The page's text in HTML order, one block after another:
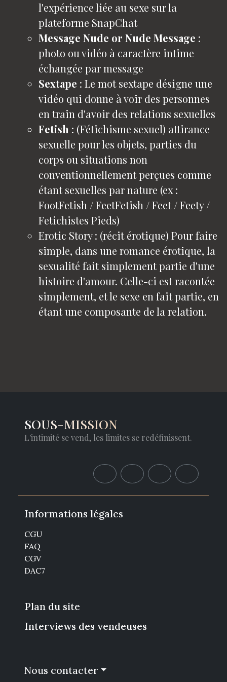
l'expérience liée au sexe sur la
plateforme SnapChat
Message Nude or Nude Message :
photo ou vidéo à caractère intime
échangée par message
Sextape : Le mot sextape désigne une
vidéo qui donne à voir des personnes
en train d'avoir des relations sexuelles
Fetish : (Fétichisme sexuel) attirance
sexuelle pour les objets, parties du
corps ou situations non
conventionnellement perçues comme
étant sexuelles par nature (ex :
FootFetish / FeetFetish / Feet / Feety /
Fetichistes Pieds)
Erotic Story : (récit érotique) Pour faire
simple, dans une romance érotique, la
sexualité fait simplement partie d'une
histoire d'amour. Celle-ci est racontée
simplement, et le sexe en fait partie, en
étant une composante de la relation.
SOUS-MISSION
L'intimité se vend, les limites se redéfinissent.
Informations légales
CGU
FAQ
CGV
DAC7
Plan du site
Interviews des vendeuses
Nous contacter